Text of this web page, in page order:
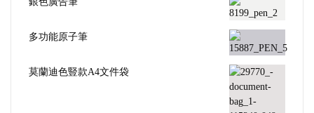
多功能原子筆
莫蘭迪色豎款A4文件袋